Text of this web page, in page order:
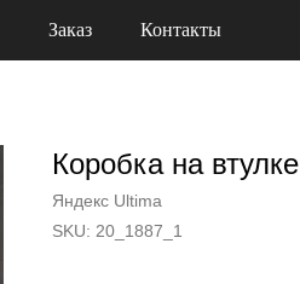
Заказ Контакты
Коробка на втулке
Яндекс Ultima
SKU: 20_1887_1